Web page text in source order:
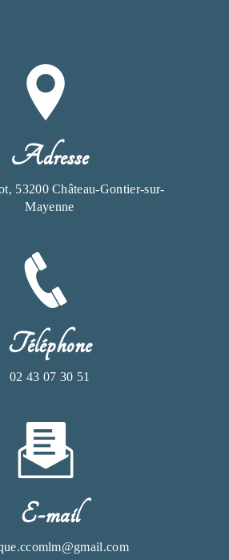
Adresse
53200 Château-Gontier-sur-
Mayenne
Téléphone
02 43 07 30 51
E-mail